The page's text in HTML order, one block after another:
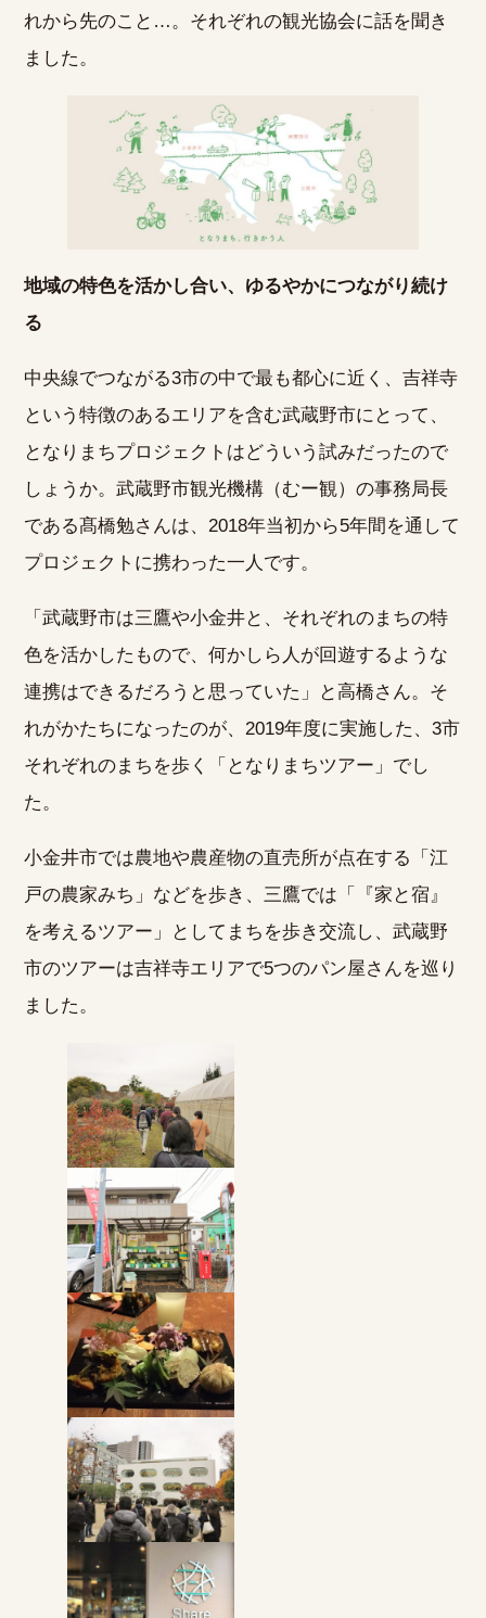
れから先のこと…。それぞれの観光協会に話を聞き
ました。
地域の特色を活かし合い、ゆるやかにつながり続け
る
中央線でつながる3市の中で最も都心に近く、吉祥寺
という特徴のあるエリアを含む武蔵野市にとって、
となりまちプロジェクトはどういう試みだったので
しょうか。武蔵野市観光機構（むー観）の事務局長
である髙橋勉さんは、2018年当初から5年間を通して
プロジェクトに携わった一人です。
「武蔵野市は三鷹や小金井と、それぞれのまちの特
色を活かしたもので、何かしら人が回遊するような
連携はできるだろうと思っていた」と高橋さん。そ
れがかたちになったのが、2019年度に実施した、3市
それぞれのまちを歩く「となりまちツアー」でし
た。
小金井市では農地や農産物の直売所が点在する「江
戸の農家みち」などを歩き、三鷹では「『家と宿』
を考えるツアー」としてまちを歩き交流し、武蔵野
市のツアーは吉祥寺エリアで5つのパン屋さんを巡り
ました。